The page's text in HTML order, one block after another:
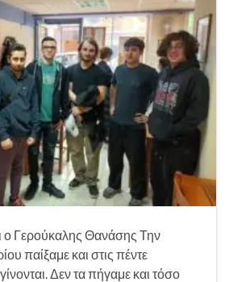
Γερούκαλης Θανάσης Την
παίξαμε και στις πέντε
Δεν τα πήγαμε και τόσο